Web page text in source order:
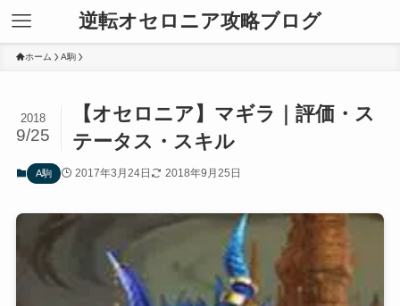
逆転オセロニア攻略ブログ
ホーム A駒
【オセロニア】マギラ｜評価・ス
テータス・スキル
2018
9/25
A駒 2017年3月24日 2018年9月25日